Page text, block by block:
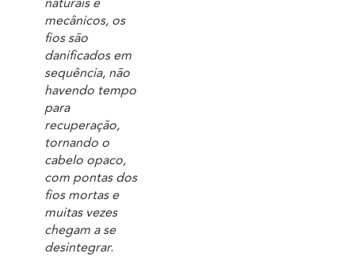
naturais e
mecânicos, os
fios são
danificados em
sequência, não
havendo tempo
para
recuperação,
tornando o
cabelo opaco,
com pontas dos
fios mortas e
muitas vezes
chegam a se
desintegrar.